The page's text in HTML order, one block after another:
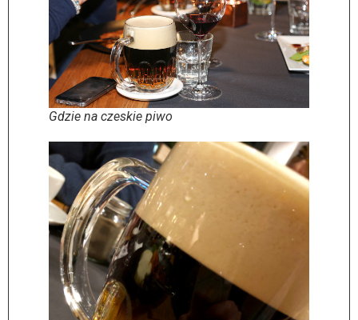
Gdzie na czeskie piwo